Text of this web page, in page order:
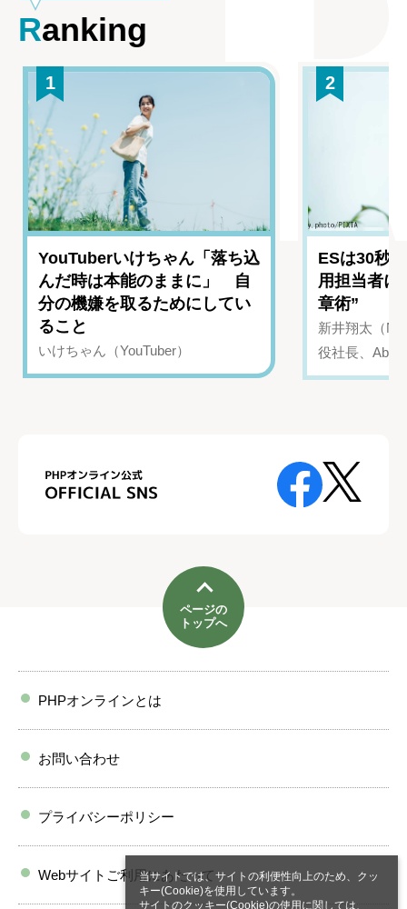
当サイトでは、サイトの利便性向上のため、クッ
キー(Cookie)を使用しています。
サイトのクッキー(Cookie)の使用に関しては、
Ranking
1
YouTuberいけちゃん「落ち込
んだ時は本能のままに」 自
分の機嫌を取るためにしてい
ること
いけちゃん（YouTuber）
2
ESは30秒
用担当者に
章術”
新井翔太（
役社長、
ページの
トップへ
PHPオンラインとは
お問い合わせ
プライバシーポリシー
Webサイトご利用にあたって